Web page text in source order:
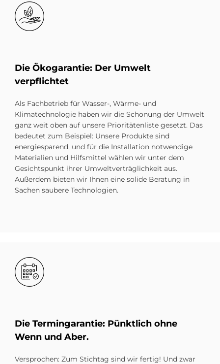
Bild
Die Öko­ga­ran­tie: Der Um­welt
ver­pflich­tet
Als Fachbetrieb für Wasser-, Wärme- und
Klimatechnologie haben wir die Schonung der Umwelt
ganz weit oben auf unsere Prioritätenliste gesetzt. Das
bedeutet zum Beispiel: Unsere Produkte sind
energiesparend, und für die Installation notwendige
Materialien und Hilfsmittel wählen wir unter dem
Gesichtspunkt ihrer Umweltverträglichkeit aus.
Außerdem bieten wir Ihnen eine solide Beratung in
Sachen saubere Technologien.
Bild
Die Ter­minga­ran­tie: Pünkt­lich ohne
Wenn und Aber.
Versprochen: Zum Stichtag sind wir fertig! Und zwar